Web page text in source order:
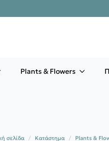
Plants & Flowers
σελίδα Κατάστημα Plants &